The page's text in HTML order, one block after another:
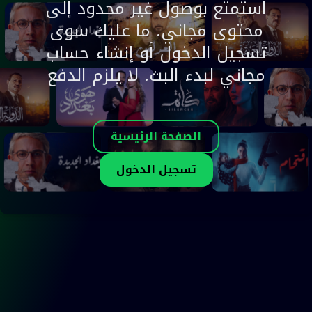
استمتع بوصول غير محدود إلى
محتوى مجاني. ما عليك سوى
تسجيل الدخول أو إنشاء حساب
مجاني لبدء البث. لا يلزم الدفع
الصفحة الرئيسية
تسجيل الدخول